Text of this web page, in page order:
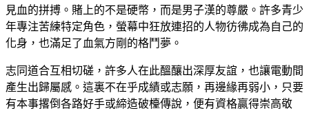
見血的拼搏。賭上的不是硬幣，而是男子漢的尊嚴。許多青少
年專注苦練特定角色，螢幕中狂放連招的人物彷彿成為自己的
化身，也滿足了血氣方剛的格鬥夢。
志同道合互相切磋，許多人在此醞釀出深厚友誼，也讓電動間
產生出歸屬感。這裏不在乎成績或志願，再邊緣再弱小，只要
有本事撂倒各路好手或締造破檯傳說，便有資格贏得崇高敬